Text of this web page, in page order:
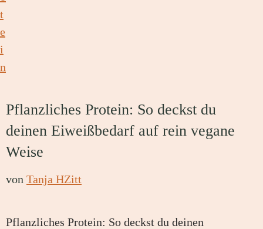
Pflanzliches Protein: So deckst du
deinen Eiweißbedarf auf rein vegane
Weise
von Tanja HZitt
Pflanzliches Protein: So deckst du deinen